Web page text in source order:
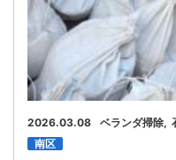
2026.03.08 ベランダ掃除
南区